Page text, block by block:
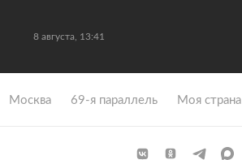
8 августа, 13:41
Москва 69-я параллель Моя страна